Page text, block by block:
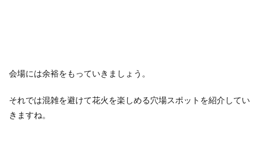
会場には余裕をもっていきましょう。
それでは混雑を避けて花火を楽しめる穴場スポットを紹介してい
きますね。